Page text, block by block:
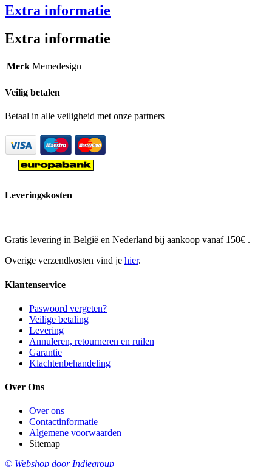
Extra informatie
Extra informatie
Merk Memedesign
Veilig betalen
Betaal in alle veiligheid met onze partners
Leveringskosten
Gratis levering in België en Nederland bij aankoop vanaf 150€ .
Overige verzendkosten vind je hier.
Klantenservice
Paswoord vergeten?
Veilige betaling
Levering
Annuleren, retourneren en ruilen
Garantie
Klachtenbehandeling
Over Ons
Over ons
Contactinformatie
Algemene voorwaarden
Sitemap
© Webshop door Indiegroup